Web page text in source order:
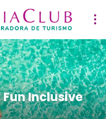
Inclusive